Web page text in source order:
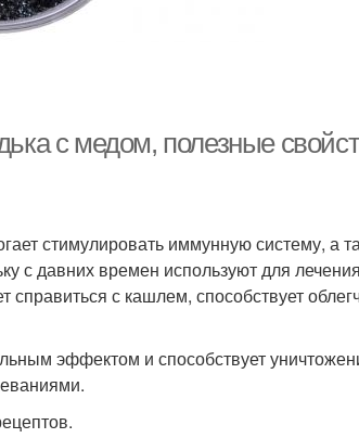
с медом, полезные
стимулировать иммунную систему, а
с давних времен используют для
справиться с кашлем, способствует
эффектом и способствует